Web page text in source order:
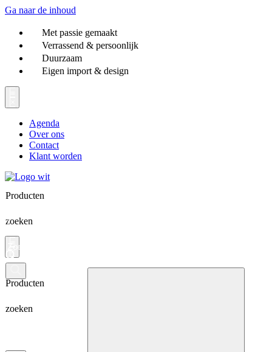
Ga naar de inhoud
Met passie gemaakt
Verrassend & persoonlijk
Duurzaam
Eigen import & design
Agenda
Over ons
Contact
Klant worden
Producten
zoeken
Producten
zoeken